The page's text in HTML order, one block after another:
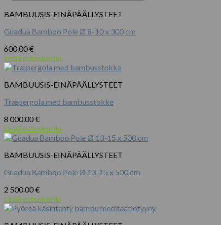
BAMBUUSIS-EINÄPÄÄLLYSTEET
Guadua Bamboo Pole Ø 8-10 x 300 cm
600.00€
Lisää ostoskoriin
BAMBUUSIS-EINÄPÄÄLLYSTEET
Træpergola med bambusstokke
8 000.00€
Lisää ostoskoriin
BAMBUUSIS-EINÄPÄÄLLYSTEET
Guadua Bamboo Pole Ø 13-15 x 500 cm
2 500.00€
Lisää ostoskoriin